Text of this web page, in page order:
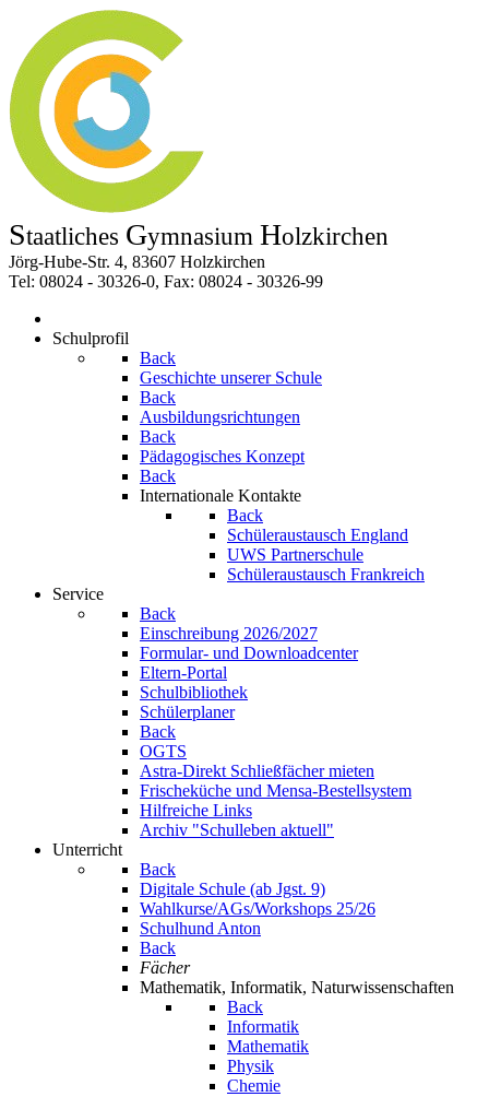
Staatliches Gymnasium Holzkirchen
Jörg-Hube-Str. 4, 83607 Holzkirchen
Tel: 08024 - 30326-0, Fax: 08024 - 30326-99
Schulprofil
Back
Geschichte unserer Schule
Back
Ausbildungsrichtungen
Back
Pädagogisches Konzept
Back
Internationale Kontakte
Back
Schüleraustausch England
UWS Partnerschule
Schüleraustausch Frankreich
Service
Back
Einschreibung 2026/2027
Formular- und Downloadcenter
Eltern-Portal
Schulbibliothek
Schülerplaner
Back
OGTS
Astra-Direkt Schließfächer mieten
Frischeküche und Mensa-Bestellsystem
Hilfreiche Links
Archiv "Schulleben aktuell"
Unterricht
Back
Digitale Schule (ab Jgst. 9)
Wahlkurse/AGs/Workshops 25/26
Schulhund Anton
Back
Fächer
Mathematik, Informatik, Naturwissenschaften
Back
Informatik
Mathematik
Physik
Chemie